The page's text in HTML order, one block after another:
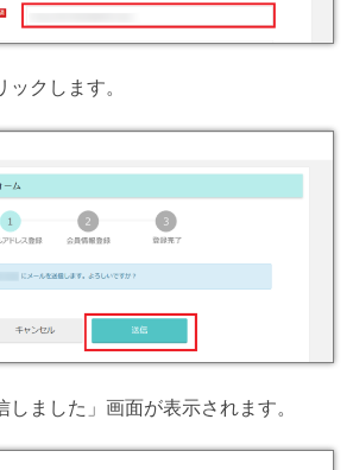
クします。
しました」画面が表示されます。